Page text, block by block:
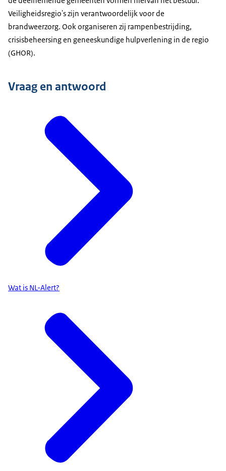
Veiligheidsregio's zijn verantwoordelijk voor de
brandweerzorg. Ook organiseren zij rampenbestrijding,
crisisbeheersing en geneeskundige hulpverlening in de regio
(GHOR).
Vraag en antwoord
Wat is NL-Alert?